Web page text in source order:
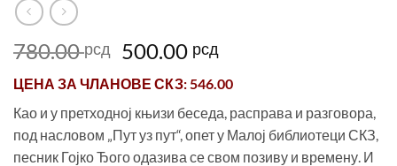
780.00рсд
Оригинална
је
била:
780.00 рсд.
500.00 рсдТренутна
је:
500.00 рсд.
ЦЕНА ЗА ЧЛАНОВЕ СКЗ: 546.00
Као и у претходној књизи беседа, расправа и разговора,
под насловом „Пут уз пут“, опет у Малој библиотеци СКЗ,
песник Гојко Ђого одазива се свом позиву и времену. И